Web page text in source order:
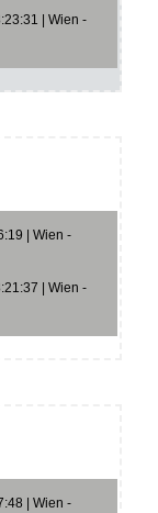
| Wien -
| Wien -
| Wien -
| Wien -